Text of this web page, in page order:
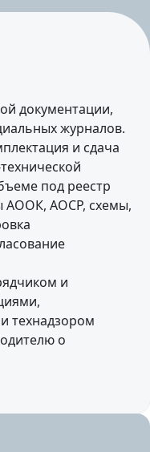
документации,
журналов.
и сдача
под реестр
АООК, АОСР, схемы,
и
технадзором
о